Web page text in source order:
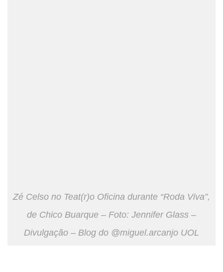
Zé Celso no Teat(r)o Oficina durante “Roda Viva”,
de Chico Buarque – Foto: Jennifer Glass –
Divulgação – Blog do @miguel.arcanjo UOL